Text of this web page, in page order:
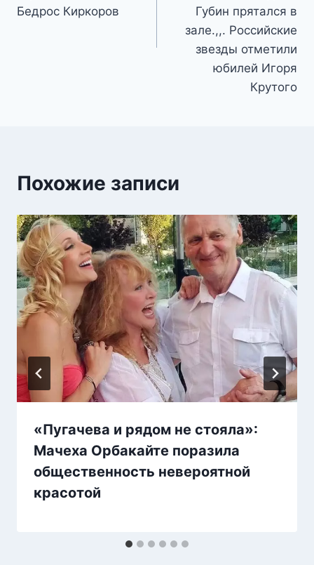
Бедрос Киркоров
Губин прятался в
зале.,,. Российские
звезды отметили
юбилей Игоря
Крутого
Похожие записи
«Пугачева и рядом не стояла»:
Мачеха Орбакайте поразила
общественность невероятной
красотой